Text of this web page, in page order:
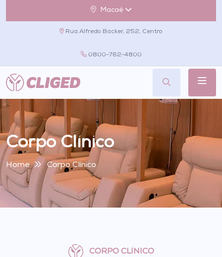
Macaé
Rua Alfredo Backer, 252, Centro
0800-762-4800
Corpo Clínico
Home Corpo Clínico
CORPO CLÍNICO